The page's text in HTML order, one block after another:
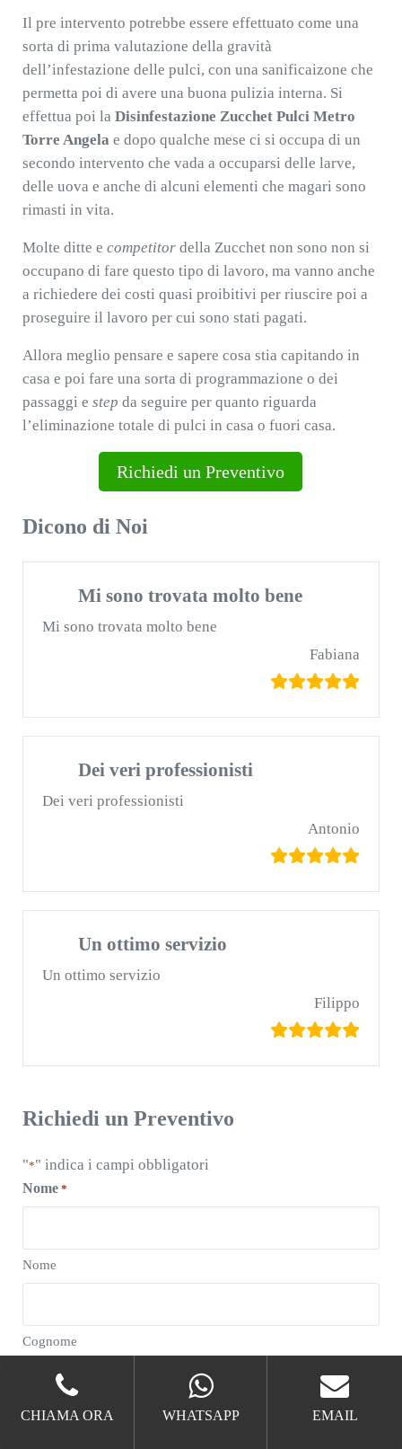
Il pre intervento potrebbe essere effettuato come una
sorta di prima valutazione della gravità
dell’infestazione delle pulci, con una sanificaizone che
permetta poi di avere una buona pulizia interna. Si
effettua poi la Disinfestazione Zucchet Pulci Metro
Torre Angela e dopo qualche mese ci si occupa di un
secondo intervento che vada a occuparsi delle larve,
delle uova e anche di alcuni elementi che magari sono
rimasti in vita.
Molte ditte e competitordella Zucchet non sono non si
occupano di fare questo tipo di lavoro, ma vanno anche
a richiedere dei costi quasi proibitivi per riuscire poi a
proseguire il lavoro per cui sono stati pagati.
Allora meglio pensare e sapere cosa stia capitando in
casa e poi fare una sorta di programmazione o dei
passaggi e step da seguire per quanto riguarda
l’eliminazione totale di pulci in casa o fuori casa.
Richiedi un Preventivo
Dicono di Noi
Mi sono trovata molto bene
Mi sono trovata molto bene
Fabiana
Dei veri professionisti
Dei veri professionisti
Antonio
Un ottimo servizio
Un ottimo servizio
Filippo
Richiedi un Preventivo
"*" indica i campi obbligatori
Nome *
Nome
Cognome
Email *
CHIAMA ORA WHATSAPP EMAIL